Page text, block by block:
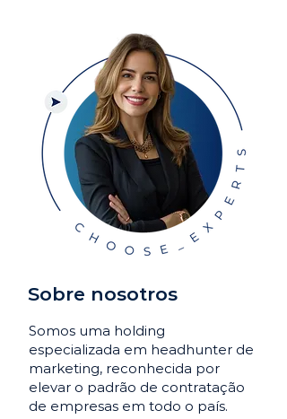
Sobre nosotros
Somos uma holding
especializada em headhunter de
marketing, reconhecida por
elevar o padrão de contratação
de empresas em todo o país.